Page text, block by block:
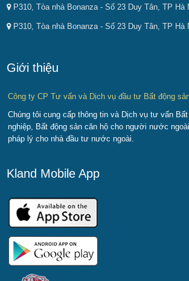
P310, Tòa nhà Bonanza - Số 23 Duy Tân, TP Hà
P310, Tòa nhà Bonanza - Số 23 Duy Tân, TP Hà
Giới thiệu
Công ty CP Tư vấn và Dịch vụ đầu tư Bất động
Chúng tôi cung cấp thông tin và Dịch vụ tư vấn
nghiệp, Bất động sản căn hộ cho người nước
pháp lý cho nhà đầu tư nước ngoài.
Kland Mobile App